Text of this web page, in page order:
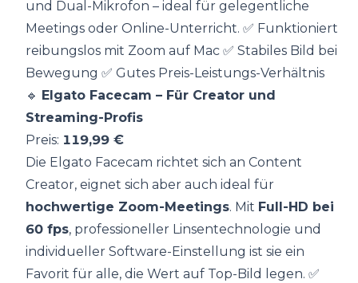
und Dual-Mikrofon – ideal für gelegentliche
Meetings oder Online-Unterricht. ✅ Funktioniert
reibungslos mit Zoom auf Mac ✅ Stabiles Bild bei
Bewegung ✅ Gutes Preis-Leistungs-Verhältnis
🔹 Elgato Facecam – Für Creator und
Streaming-Profis
Preis: 119,99 €
Die Elgato Facecam richtet sich an Content
Creator, eignet sich aber auch ideal für
hochwertige Zoom-Meetings. Mit Full-HD bei
60 fps, professioneller Linsentechnologie und
individueller Software-Einstellung ist sie ein
Favorit für alle, die Wert auf Top-Bild legen. ✅